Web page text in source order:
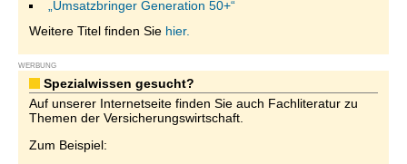
„Umsatzbringer Generation 50+“
Weitere Titel finden Sie hier.
WERBUNG
Spezialwissen gesucht?
Auf unserer Internetseite finden Sie auch Fachliteratur zu
Themen der Versicherungswirtschaft.
Zum Beispiel: